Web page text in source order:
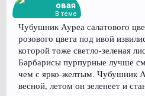
овая
В теме
Чубушник Ауреа салатового
розового цвета под ивой
которой тоже светло-зеленая
Барбарисы пурпурные лучше
чем с ярко-желтым. Чубушник
весной, летом он зеленеет и